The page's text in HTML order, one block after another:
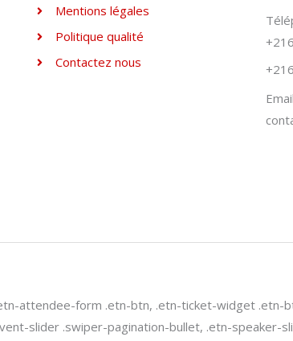
Mentions légales
Politique qualité
Contactez nous
Email
attendee-form .etn-btn, .etn-ticket-widget .etn-
slider .swiper-pagination-bullet, .etn-